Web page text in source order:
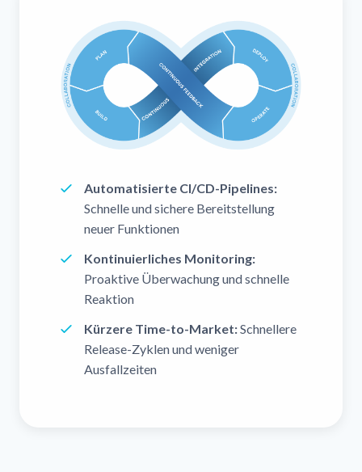
Automatisierte CI/CD-Pipelines:
Schnelle und sichere Bereitstellung
neuer Funktionen
Kontinuierliches Monitoring:
Proaktive Überwachung und schnelle
Reaktion
Kürzere Time-to-Market:Schnellere
Release-Zyklen und weniger
Ausfallzeiten